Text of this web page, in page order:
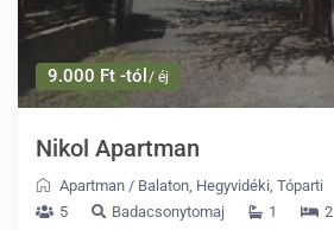
9.000 Ft -tól / éj
Nikol Apartman
Apartman / Balaton, Hegyvidéki,Tóparti
5
Badacsonytomaj 1 2